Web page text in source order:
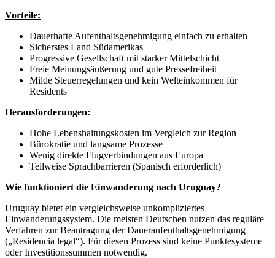
Vorteile:
Dauerhafte Aufenthaltsgenehmigung einfach zu erhalten
Sicherstes Land Südamerikas
Progressive Gesellschaft mit starker Mittelschicht
Freie Meinungsäußerung und gute Pressefreiheit
Milde Steuerregelungen und kein Welteinkommen für
Residents
Herausforderungen:
Hohe Lebenshaltungskosten im Vergleich zur Region
Bürokratie und langsame Prozesse
Wenig direkte Flugverbindungen aus Europa
Teilweise Sprachbarrieren (Spanisch erforderlich)
Wie funktioniert die Einwanderung nach Uruguay?
Uruguay bietet ein vergleichsweise unkompliziertes
Einwanderungssystem. Die meisten Deutschen nutzen das reguläre
Verfahren zur Beantragung der Daueraufenthaltsgenehmigung
(„Residencia legal“). Für diesen Prozess sind keine Punktesysteme
oder Investitionssummen notwendig.